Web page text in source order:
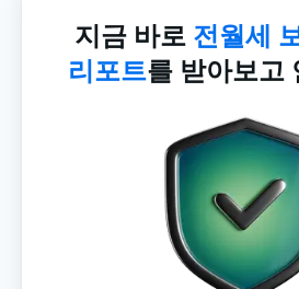
지금 바로 전월세
리포트를 받아보고